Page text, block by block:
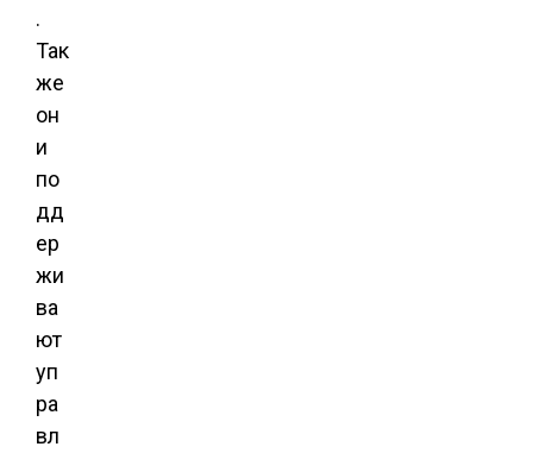
.
Так
же
он
и
по
дд
ер
жи
ва
ют
уп
ра
вл